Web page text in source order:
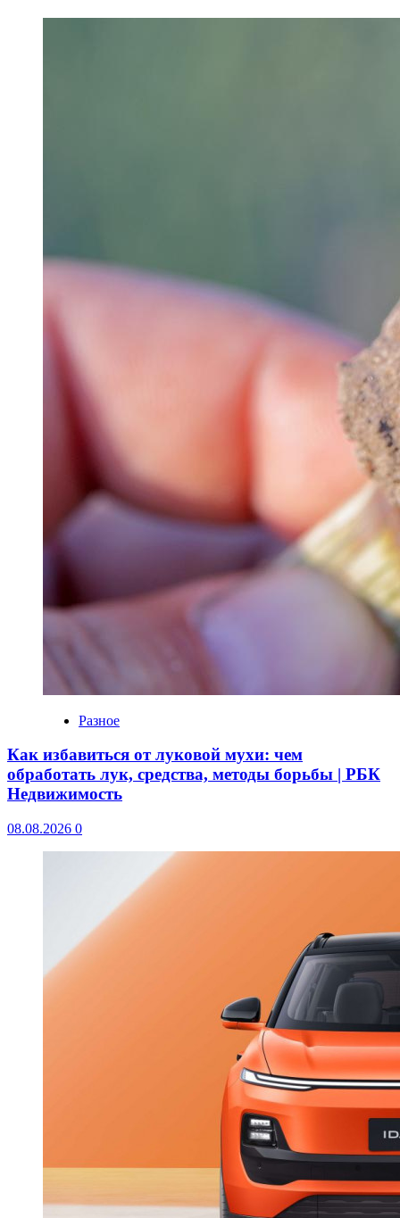
Разное
Как избавиться от луковой мухи: чем
обработать лук, средства, методы борьбы | РБК
Недвижимость
08.08.2026 0